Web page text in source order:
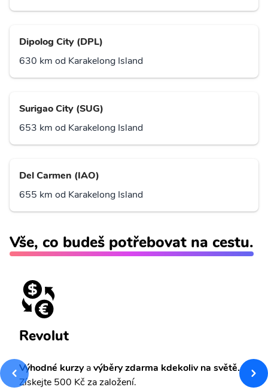
Dipolog City (DPL)
630 km od Karakelong Island
Surigao City (SUG)
653 km od Karakelong Island
Del Carmen (IAO)
655 km od Karakelong Island
Vše, co budeš potřebovat na cestu.
Revolut
Výhodné kurzyavýběry zdarma kdekoliv na světě.
Získejte 500 Kč za založení.